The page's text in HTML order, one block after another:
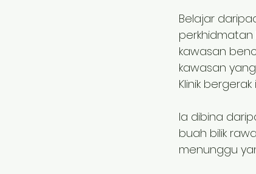
Belajar
perkhidmatan
kawasan
kawasan
Klinik bergerak
Ia dibina
buah bilik
menunggu